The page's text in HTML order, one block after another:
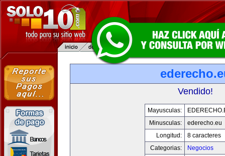
Vendido!
Mayusculas:
Minusculas:
ederecho.eu
Longitud:
8 caracteres
Categorias:
Negocios